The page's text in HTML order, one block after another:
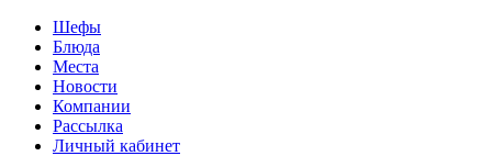
Шефы
Блюда
Места
Новости
Компании
Рассылка
Личный кабинет